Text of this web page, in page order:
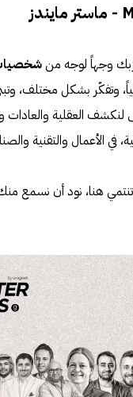
وتفكّر بشكل مختلف،
العقلية والعادات
الأعمال والتقنية
هنا، نود أن نسمع